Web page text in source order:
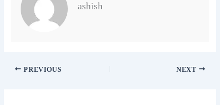
ashish
PREVIOUS NEXT